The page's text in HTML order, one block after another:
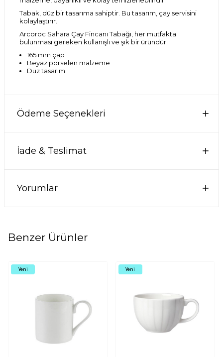
Tabak, düz bir tasarıma sahiptir. Bu tasarım, çay servisini
kolaylaştırır.
Arcoroc Sahara Çay Fincanı Tabağı, her mutfakta
bulunması gereken kullanışlı ve şık bir üründür.
165 mm çap
Beyaz porselen malzeme
Düz tasarım
Ödeme Seçenekleri
İade & Teslimat
Yorumlar
Benzer Ürünler
Yeni Yeni